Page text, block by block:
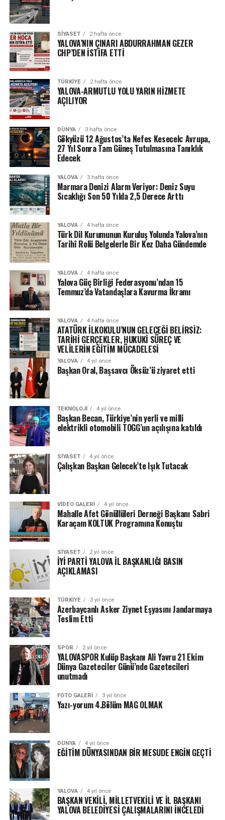
SIYASET 2 hafta önce
YALOVA’NIN ÇINARI ABDURRAHMAN GEZER
CHP’DEN İSTİFA ETTİ
TÜRKIYE 2 hafta önce
YALOVA-ARMUTLU YOLU YARIN HİZMETE
AÇILIYOR
DÜNYA 3 hafta önce
Gökyüzü 12 Ağustos’ta Nefes Kesecek: Avrupa,
27 Yıl Sonra Tam Güneş Tutulmasına Tanıklık
Edecek
YALOVA 3 hafta önce
Marmara Denizi Alarm Veriyor: Deniz Suyu
Sıcaklığı Son 50 Yılda 2,5 Derece Arttı
YALOVA 4 hafta önce
Türk Dil Kurumunun Kuruluş Yolunda Yalova’nın
Tarihî Rolü Belgelerle Bir Kez Daha Gündemde
YALOVA 4 hafta önce
Yalova Güç Birliği Federasyonu’ndan 15
Temmuz’da Vatandaşlara Kavurma İkramı
YALOVA 4 hafta önce
ATATÜRK İLKOKULU’NUN GELECEĞİ BELİRSİZ:
TARİHİ GERÇEKLER, HUKUKİ SÜREÇ VE
VELİLERİN EĞİTİM MÜCADELESİ
YALOVA 4 yıl önce
Başkan Oral, Başsavcı Öksüz’ü ziyaret etti
TEKNOLOJI 4 yıl önce
Başkan Becan, Türkiye’nin yerli ve milli
elektrikli otomobili TOGG’un açılışına katıldı
SIYASET 4 yıl önce
Çalışkan Başkan Gelecek’te Işık Tutacak
VIDEO GALERI 4 yıl önce
Mahalle Afet Gönüllüleri Derneği Başkanı Sabri
Karaçam KOLTUK Programına Konuştu
SIYASET 2 yıl önce
İYİ PARTİ YALOVA İL BAŞKANLIĞI BASIN
AÇIKLAMASI
TÜRKIYE 3 yıl önce
Azerbaycanlı Asker Ziynet Eşyasını Jandarmaya
Teslim Etti
SPOR 2 yıl önce
YALOVASPOR Kulüp Başkanı Ali Yavru 21 Ekim
Dünya Gazeteciler Günü’nde Gazetecileri
unutmadı
FOTO GALERI 3 yıl önce
Yazı-yorum 4.Bölüm MAG OLMAK
DÜNYA 4 yıl önce
EĞİTİM DÜNYASINDAN BİR MESUDE ENGİN GEÇTİ
YALOVA 4 yıl önce
BAŞKAN VEKİLİ, MİLLETVEKİLİ VE İL BAŞKANI
YALOVA BELEDİYESİ ÇALIŞMALARINI İNCELEDİ